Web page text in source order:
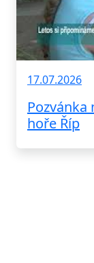
17.07.2026
Pozvánka
hoře Říp